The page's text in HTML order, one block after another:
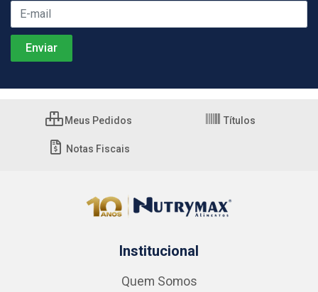
Meus Pedidos Títulos
Notas Fiscais
Institucional
Quem Somos